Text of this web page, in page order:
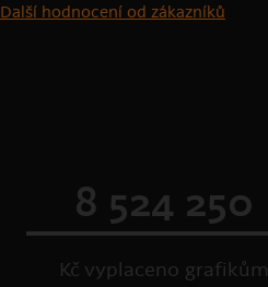
Další hodnocení od zákazníků
8 524 250
Kč vyplaceno grafikům